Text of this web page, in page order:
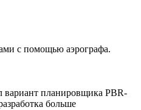
с помощью аэрографа.
вариант планировщика PBR-
больше